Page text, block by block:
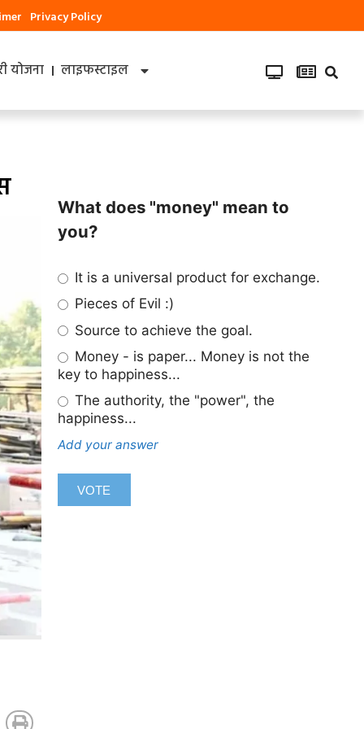
Privacy Policy
योजना लाइफस्टाइल
What does "money" mean to
you?
It is a universal product for exchange.
Pieces of Evil :)
Source to achieve the goal.
Money - is paper... Money is not the
key to happiness...
The authority, the "power", the
happiness...
Add your answer